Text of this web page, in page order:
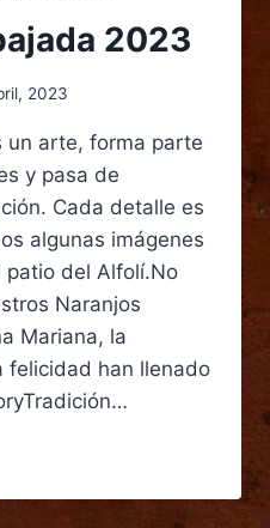
2023
2023
un arte, forma parte
y pasa de
Cada detalle es
algunas imágenes
patio del Alfolí.No
Naranjos
Mariana, la
felicidad han llenado